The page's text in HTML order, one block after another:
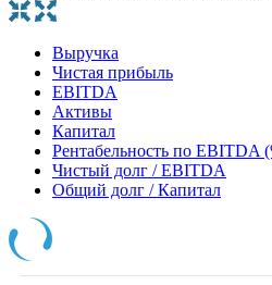
Выручка
Чистая прибыль
EBITDA
Активы
Капитал
Рентабельность по EBITDA
Чистый долг / EBITDA
Общий долг / Капитал